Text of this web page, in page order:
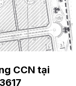
CCN tại